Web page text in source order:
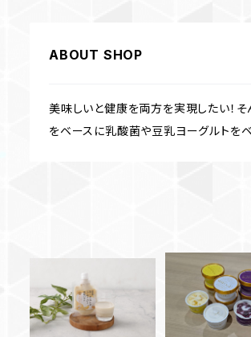
ABOUT SHOP
美味しいと健康を両方を実現したい！
をベースに乳酸菌や豆乳ヨーグルトを